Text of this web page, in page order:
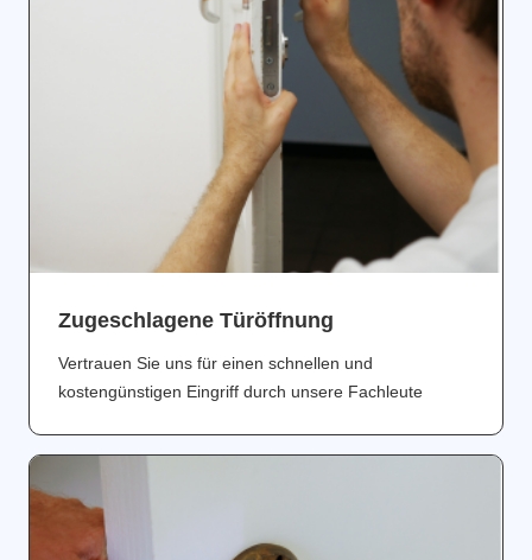
Zugeschlagene Türöffnung
Vertrauen Sie uns für einen schnellen und
kostengünstigen Eingriff durch unsere Fachleute